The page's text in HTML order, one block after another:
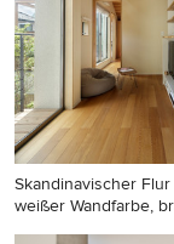
oder
Ideen Sie sich
Entdecken Sie in
und finden Sie
bietet, wenn es
von Haus und
Skandinavischer Flur
weißer Wandfarbe,